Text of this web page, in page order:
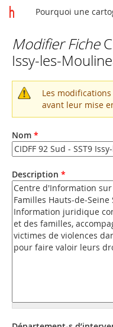
Vous
êtes
ici
Modifier Fiche
Issy-les-
Message
Les
avant leur mise
Nom *
Description *
Pourquoi une